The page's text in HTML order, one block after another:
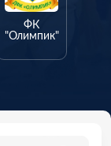
ФК
"Олимпик"